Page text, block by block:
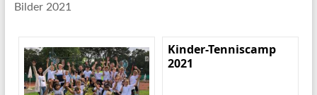
Bilder 2021
Kinder-Tenniscamp
2021